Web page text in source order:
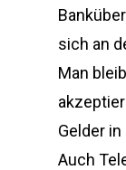
sich an
Man
Gelder
Auch